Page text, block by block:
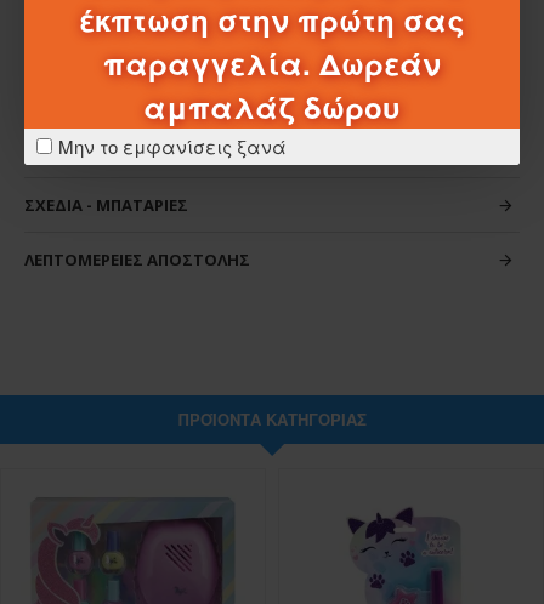
έκπτωση στην πρώτη σας
παραγγελία. Δωρεάν
αμπαλάζ δώρου
Μην το εμφανίσεις ξανά
ΧΑΡΑΚΤΗΡΙΣΤΙΚΆ
ΣΧΈΔΙΑ - ΜΠΑΤΑΡΊΕΣ
ΛΕΠΤΟΜΈΡΕΙΕΣ ΑΠΟΣΤΟΛΉΣ
ΠΡΟΪΌΝΤΑ ΚΑΤΗΓΟΡΊΑΣ